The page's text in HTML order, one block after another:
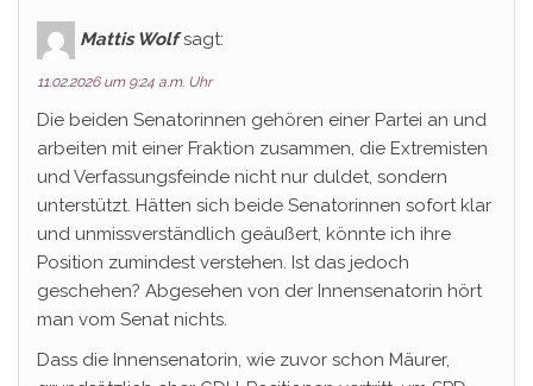
Mattis Wolf sagt:
11.02.2026 um 9:24 a.m. Uhr
Die beiden Senatorinnen gehören einer Partei an und
arbeiten mit einer Fraktion zusammen, die Extremisten
und Verfassungsfeinde nicht nur duldet, sondern
unterstützt. Hätten sich beide Senatorinnen sofort klar
und unmissverständlich geäußert, könnte ich ihre
Position zumindest verstehen. Ist das jedoch
geschehen? Abgesehen von der Innensenatorin hört
man vom Senat nichts.
Dass die Innensenatorin, wie zuvor schon Mäurer,